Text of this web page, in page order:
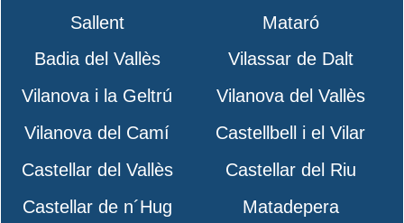
Sallent
Mataró
Badia del Vallès
Vilassar de Dalt
Vilanova i la Geltrú
Vilanova del Vallès
Vilanova del Camí
Castellbell i el Vilar
Castellar del Vallès
Castellar del Riu
Castellar de n´Hug
Matadepera